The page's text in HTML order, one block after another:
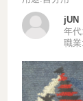
jUN
年
職